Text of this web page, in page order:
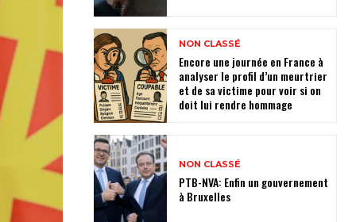
NON CLASSÉ
Encore une journée en France à
analyser le profil d’un meurtrier
et de sa victime pour voir si on
doit lui rendre hommage
NON CLASSÉ
PTB-NVA: Enfin un gouvernement
à Bruxelles